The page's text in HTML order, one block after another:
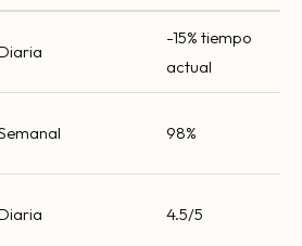
-15% tiempo
actual
98%
4.5/5